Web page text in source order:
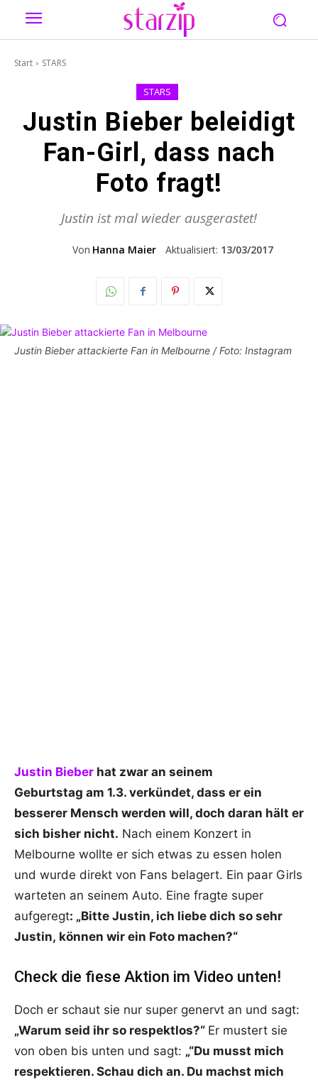
Start STARS
STARS
Justin Bieber beleidigt
Fan-Girl, dass nach
Foto fragt!
Justin ist mal wieder ausgerastet!
Von Hanna Maier Aktualisiert: 13/03/2017
Justin Bieber attackierte Fan in Melbourne / Foto: Instagram
Justin Bieber hat zwar an seinem
Geburtstag am 1.3. verkündet, dass er ein
besserer Mensch werden will, doch daran hält er
sich bisher nicht. Nach einem Konzert in
Melbourne wollte er sich etwas zu essen holen
und wurde direkt von Fans belagert. Ein paar Girls
warteten an seinem Auto. Eine fragte super
aufgeregt: „Bitte Justin, ich liebe dich so sehr
Justin, können wir ein Foto machen?“
Check die fiese Aktion im Video unten!
Doch er schaut sie nur super genervt an und sagt:
„Warum seid ihr so respektlos?“ Er mustert sie
von oben bis unten und sagt: „“Du musst mich
respektieren. Schau dich an. Du machst mich